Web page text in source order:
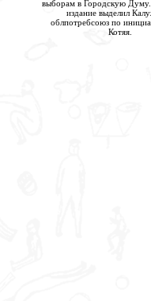
выборам в Городскую Думу.
издание выделил
облпотребсоюз по
Котяя.